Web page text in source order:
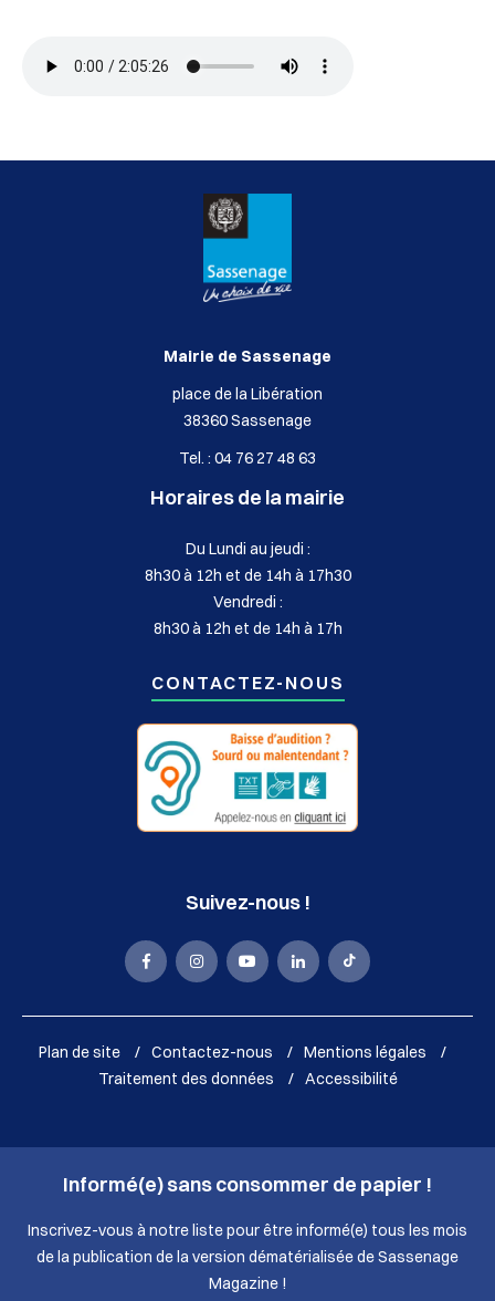
Mairie de Sassenage
place de la Libération
38360 Sassenage
Tel. : 04 76 27 48 63
Horaires de la mairie
Du Lundi au jeudi :
8h30 à 12h et de 14h à 17h30
Vendredi :
8h30 à 12h et de 14h à 17h
CONTACTEZ-NOUS
Suivez-nous !
La
Sassenage
Facebook
(nouvelle
fenêtre)
La
Sassenage
Instagram
(nouvelle
fenêtre)
La
Sassenage
Youtube
(nouvelle
fenêtre)
La
Sassenage
LinkedIn
(nouvelle
fenêtre)
La
Sassenage
Tik
Tok
(nouvelle
fenêtre)
Plan de site Contactez-nous
Mentions légales
Traitement des données
Accessibilité
Informé(e) sans consommer de papier !
Inscrivez-vous à notre liste pour être informé(e) tous les mois
de la publication de la version dématérialisée de Sassenage
Magazine !